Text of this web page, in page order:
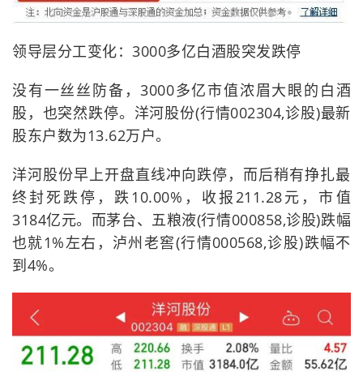
领导层分工变化：3000多亿白酒股突发跌停
没有一丝丝防备，3000多亿市值浓眉大眼的白酒
股，也突然跌停。洋河股份(行情002304,诊股)最新
股东户数为13.62万户。
洋河股份早上开盘直线冲向跌停，而后稍有挣扎最
终封死跌停，跌10.00%，收报211.28元，市值
3184亿元。而茅台、五粮液(行情000858,诊股)跌幅
也就1%左右，泸州老窖(行情000568,诊股)跌幅不
到4%。